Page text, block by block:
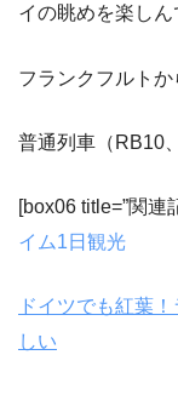
イの眺めを楽しん
フランクフルト
普通列車（RB10
[box06 title=”関連
イム1日観光
ドイツでも紅葉
しい